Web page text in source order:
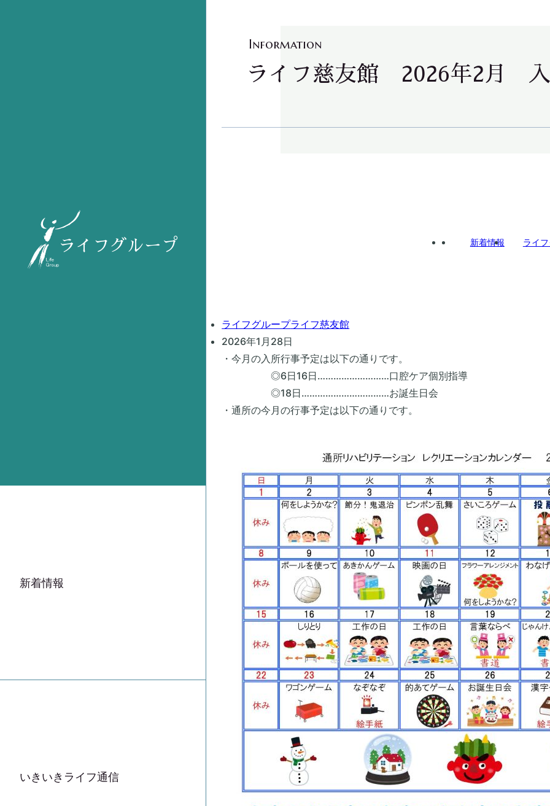
ライフグループ
新着情報
いきいきライフ通信
Information
ライフ慈友館 2026年2月 入
Home新着情報 ライ
ライフグループライフ慈友館
2026年1月28日
・今月の入所行事予定は以下の通りです。
◎6日16日………………………口腔ケア個別指導
◎18日……………………………お誕生日会
・通所の今月の行事予定は以下の通りです。